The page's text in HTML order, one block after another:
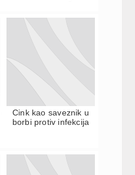
Cink kao saveznik u
borbi protiv infekcija